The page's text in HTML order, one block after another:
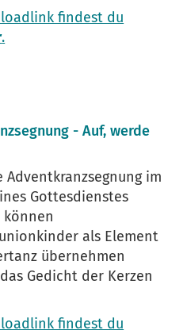
findest du
.
- Auf, werde
Adventkranzsegnung im
Gottesdienstes
können
als Element
übernehmen
Gedicht der Kerzen
findest du